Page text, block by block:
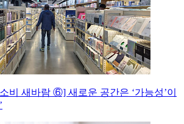
비 새바람 ⑥] 새로운 공간은 ‘가능성’이